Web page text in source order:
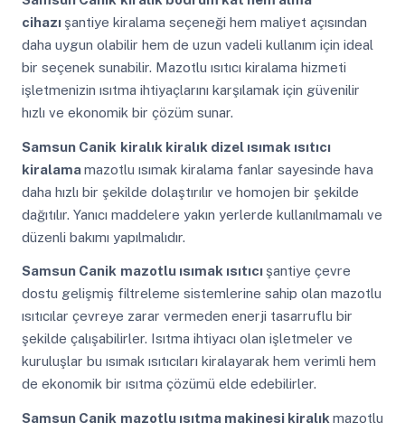
cihazı şantiye kiralama seçeneği hem maliyet açısından
daha uygun olabilir hem de uzun vadeli kullanım için ideal
bir seçenek sunabilir. Mazotlu ısıtıcı kiralama hizmeti
işletmenizin ısıtma ihtiyaçlarını karşılamak için güvenilir
hızlı ve ekonomik bir çözüm sunar.
Samsun Canik kiralık kiralık dizel ısımak ısıtıcı
kiralamamazotlu ısımak kiralama fanlar sayesinde hava
daha hızlı bir şekilde dolaştırılır ve homojen bir şekilde
dağıtılır. Yanıcı maddelere yakın yerlerde kullanılmamalı ve
düzenli bakımı yapılmalıdır.
Samsun Canik mazotlu ısımak ısıtıcı şantiye çevre
dostu gelişmiş filtreleme sistemlerine sahip olan mazotlu
ısıtıcılar çevreye zarar vermeden enerji tasarruflu bir
şekilde çalışabilirler. Isıtma ihtiyacı olan işletmeler ve
kuruluşlar bu ısımak ısıtıcıları kiralayarak hem verimli hem
de ekonomik bir ısıtma çözümü elde edebilirler.
Samsun Canik mazotlu ısıtma makinesi kiralık mazotlu